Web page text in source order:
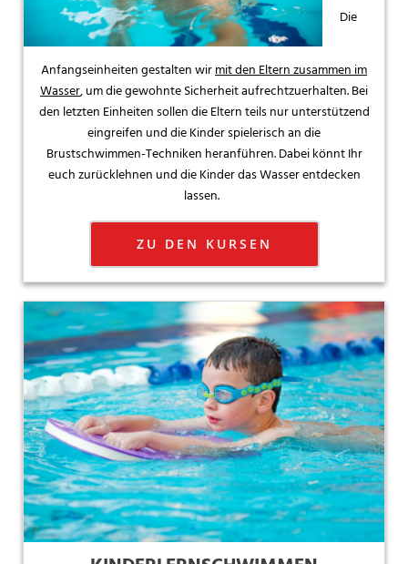
Die
Anfangseinheiten gestalten wirmit den Eltern zusammen im
Wasser, um die gewohnte Sicherheit aufrechtzuerhalten. Bei
den letzten Einheiten sollen die Eltern teils nur unterstützend
eingreifen und die Kinder spielerisch an die
Brustschwimmen-Techniken heranführen. Dabei könnt Ihr
euch zurücklehnen und die Kinder das Wasser entdecken
lassen.
ZU DEN KURSEN